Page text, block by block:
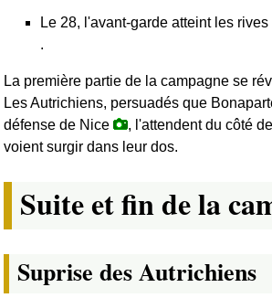
Le 28, l'avant-garde atteint les
.
La première partie de la campagne se
Les Autrichiens, persuadés que
défense de Nice
, l'attendent du côté
voient surgir dans leur dos.
Suite et fin de la
Suprise des Autrichiens